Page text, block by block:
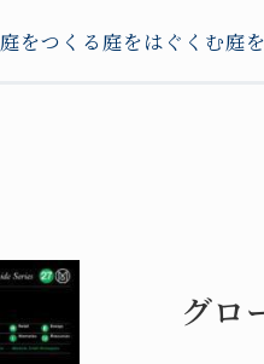
庭をつくる 庭をはぐくむ庭
グロ